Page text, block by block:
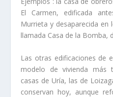
El Carmen, edificada
Murrieta y desaparecida en
llamada Casa de la Bomba,
Las otras edificaciones de
modelo de vivienda más
casas de Urí­a, las de
conservan hoy, aunque